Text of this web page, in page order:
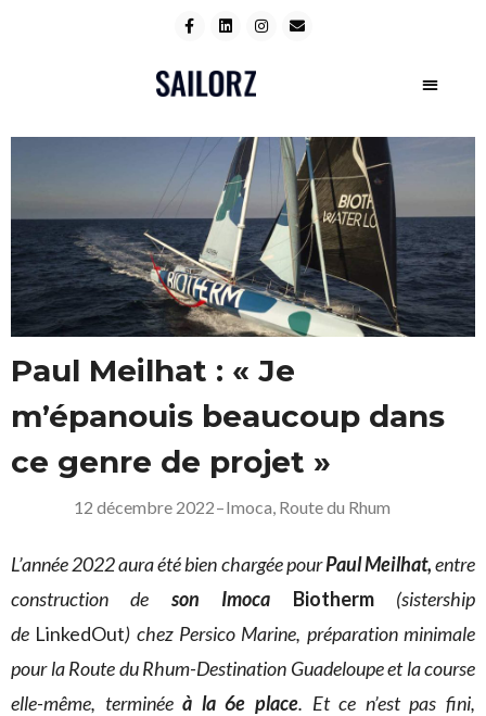
Paul Meilhat : « Je
m’épanouis beaucoup dans
ce genre de projet »
12 décembre 2022–Imoca, Route du Rhum
L’année 2022 aura été bien chargée pourPaul Meilhat,entre
construction de son Imoca Biotherm(sistership
de LinkedOut) chez Persico Marine, préparation minimale
pour la Route du Rhum-Destination Guadeloupe et la course
elle-même, terminéeà la 6e place. Et ce n’est pas fini,